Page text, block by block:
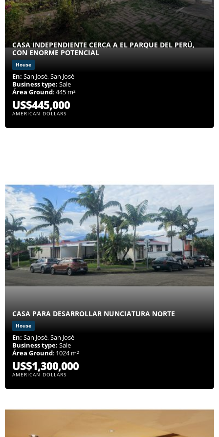
CASA INDEPENDIENTE CERCA A EL PARQUE DEL PERÚ,
CON ENORME POTENCIAL
House
En: San José, San José
Business type: Sale
Área Ground: 445 m²
US$445,000
AMERICAN DOLLARS
CASA PARA DESARROLLAR NUNCIATURA NORTE
House
En: San José, San José
Business type: Sale
Área Ground: 1024 m²
US$1,300,000
AMERICAN DOLLARS